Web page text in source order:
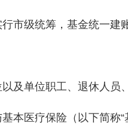
级统筹，基金统一建
单位职工、退休人员
医疗保险（以下简称“